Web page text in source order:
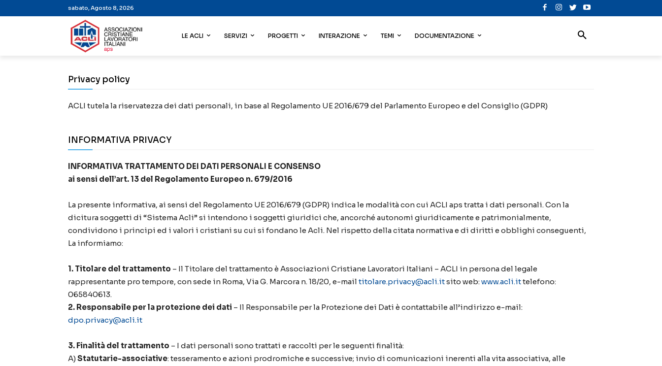
sabato, Agosto 8, 2026
LE ACLI SERVIZI PROGETTI INTERAZIONE TEMI DOCUMENTAZIONE
Privacy policy
ACLI tutela la riservatezza dei dati personali, in base al Regolamento UE 2016/679 del Parlamento Europeo e del Consiglio (GDPR)
INFORMATIVA PRIVACY
INFORMATIVA TRATTAMENTO DEI DATI PERSONALI E CONSENSO
ai sensi dell’art. 13 del Regolamento Europeo n. 679/2016
La presente informativa, ai sensi del Regolamento UE 2016/679 (GDPR) indica le modalità con cui ACLI aps tratta i dati personali. Con la
dicitura soggetti di “Sistema Acli” si intendono i soggetti giuridici che, ancorché autonomi giuridicamente e patrimonialmente,
condividono i principi ed i valori i cristiani su cui si fondano le Acli. Nel rispetto della citata normativa e di diritti e obblighi conseguenti,
La informiamo:
1. Titolare del trattamento – Il Titolare del trattamento è Associazioni Cristiane Lavoratori Italiani – ACLI in persona del legale
rappresentante pro tempore, con sede in Roma, Via G. Marcora n. 18/20, e-mail titolare.privacy@acli.itsito web:www.acli.ittelefono:
065840613.
2. Responsabile per la protezione dei dati – Il Responsabile per la Protezione dei Dati è contattabile all’indirizzo e-mail:
dpo.privacy@acli.it
3. Finalità del trattamento – I dati personali sono trattati e raccolti per le seguenti finalità:
A) Statutarie-associative: tesseramento e azioni prodromiche e successive; invio di comunicazioni inerenti alla vita associativa, alle